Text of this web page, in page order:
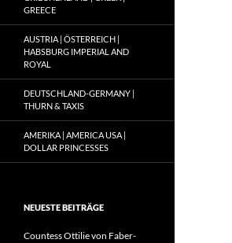
GREECE
AUSTRIA | ÖSTERREICH |
HABSBURG IMPERIAL AND
ROYAL
DEUTSCHLAND-GERMANY |
THURN & TAXIS
AMERIKA | AMERICA USA |
DOLLAR PRINCESSES
NEUESTE BEITRÄGE
Countess Ottilie von Faber-